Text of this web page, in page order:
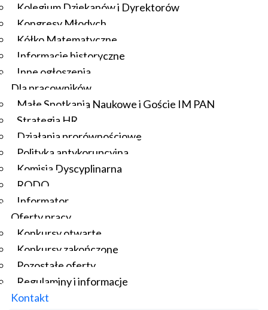
Kolegium Dziekanów i Dyrektorów
Kongresy Młodych
Kółko Matematyczne
Informacje historyczne
Inne ogłoszenia
Dla pracowników
Małe Spotkania Naukowe i Goście IM PAN
Strategia HR
Działania prorównościowe
Polityka antykorupcyjna
Komisja Dyscyplinarna
RODO
Informator
Oferty pracy
Konkursy otwarte
Konkursy zakończone
Pozostałe oferty
Regulaminy i informacje
Kontakt